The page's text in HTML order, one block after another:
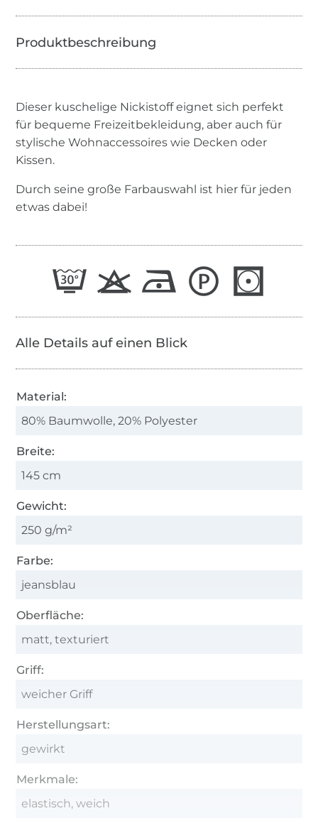
Dieser kuschelige Nickistoff eignet sich perfekt
für bequeme Freizeitbekleidung, aber auch für
stylische Wohnaccessoires wie Decken oder
Kissen.
Durch seine große Farbauswahl ist hier für jeden
etwas dabei!
Alle Details auf einen Blick
Material:
80% Baumwolle, 20% Polyester
Breite:
145 cm
Gewicht:
250 g/m²
Farbe:
jeansblau
Oberfläche:
matt, texturiert
Griff:
weicher Griff
Herstellungsart:
gewirkt
Merkmale:
elastisch, weich